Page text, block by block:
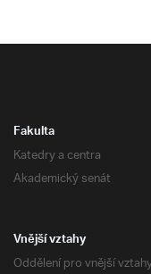
Fakulta
Katedry a centra
Akademický senát
Vnější vztahy
Oddělení pro vnější